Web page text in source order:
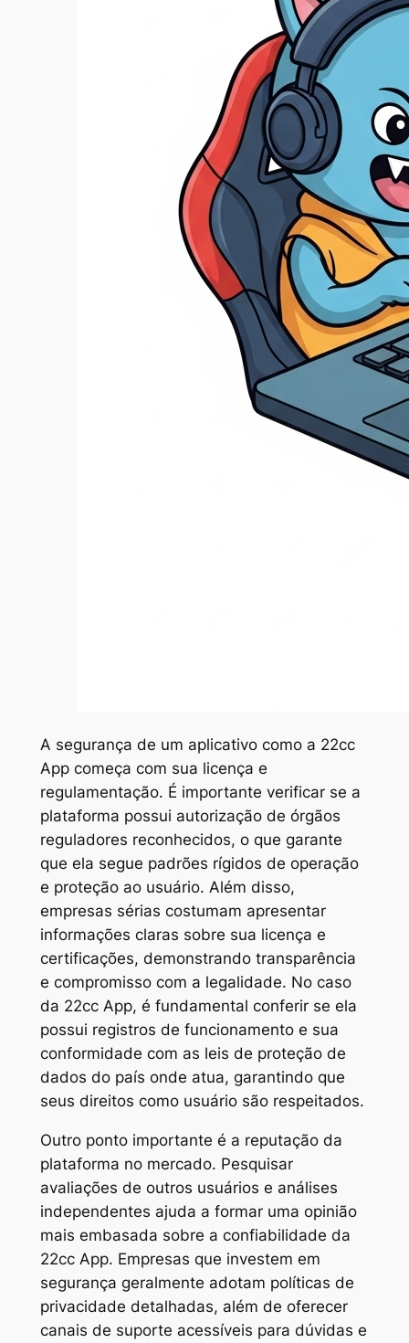
A segurança de um aplicativo como a 22cc
App começa com sua licença e
regulamentação. É importante verificar se a
plataforma possui autorização de órgãos
reguladores reconhecidos, o que garante
que ela segue padrões rígidos de operação
e proteção ao usuário. Além disso,
empresas sérias costumam apresentar
informações claras sobre sua licença e
certificações, demonstrando transparência
e compromisso com a legalidade. No caso
da 22cc App, é fundamental conferir se ela
possui registros de funcionamento e sua
conformidade com as leis de proteção de
dados do país onde atua, garantindo que
seus direitos como usuário são respeitados.
Outro ponto importante é a reputação da
plataforma no mercado. Pesquisar
avaliações de outros usuários e análises
independentes ajuda a formar uma opinião
mais embasada sobre a confiabilidade da
22cc App. Empresas que investem em
segurança geralmente adotam políticas de
privacidade detalhadas, além de oferecer
canais de suporte acessíveis para dúvidas e